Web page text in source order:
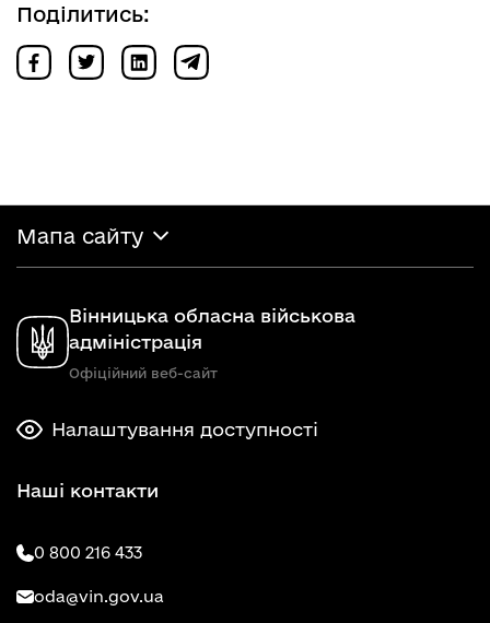
Поділитись:
Мапа сайту
Вінницька обласна військова
адміністрація
Офіційний веб-сайт
Налаштування доступності
Наші контакти
0 800 216 433
oda@vin.gov.ua